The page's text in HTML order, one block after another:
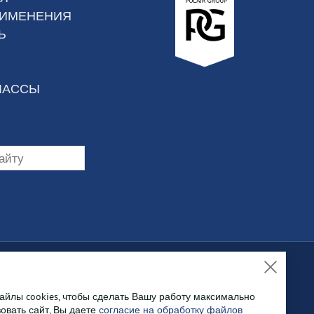
нём, не
cookies, чтобы сделать Вашу работу максимально
сайт, Вы даете согласие на обработку файлов